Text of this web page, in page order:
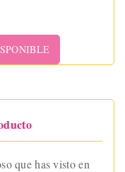
que has visto en